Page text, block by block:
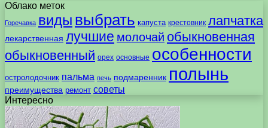
Облако меток
Горечавка виды выбрать капуста крестовник лапчатка
лекарственная лучшие молочай обыкновенная
обыкновенный орех основные особенности
остролодочник пальма печь подмаренник полынь
преимущества ремонт советы
Интересно